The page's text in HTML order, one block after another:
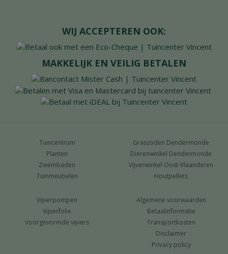
WIJ ACCEPTEREN OOK:
MAKKELIJK EN VEILIG BETALEN
Tuincentrum
Planten
Zwembaden
Tuinmeubelen
Graszoden Dendermonde
Dierenwinkel Dendermonde
Vijverwinkel Oost-Vlaanderen
Houtpellets
Vijverpompen
Vijverfolie
Voorgevormde vijvers
Algemene voorwaarden
Betaalinformatie
Transportkosten
Disclaimer
Privacy policy